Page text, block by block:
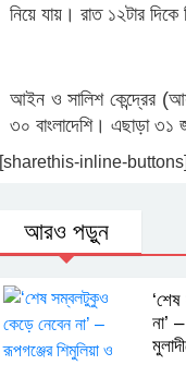
নিয়ে যায়। রাত ১২টার
আইন ও সালিশ কেন্দ্রের
৩০ বাংলাদেশি। এছাড়া ৩১
[sharethis-inline-buttons]
আরও পড়ুন
না’